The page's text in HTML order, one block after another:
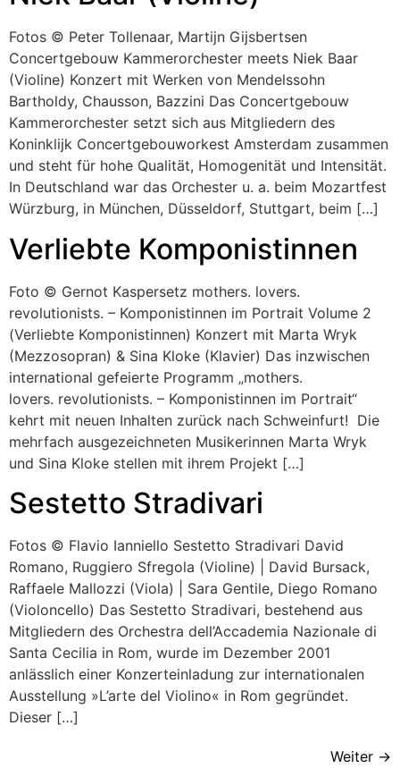
Fotos © Peter Tollenaar, Martijn Gijsbertsen
Concertgebouw Kammerorchester meets Niek Baar
(Violine) Konzert mit Werken von Mendelssohn
Bartholdy, Chausson, Bazzini Das Concertgebouw
Kammerorchester setzt sich aus Mitgliedern des
Koninklijk Concertgebouworkest Amsterdam zusammen
und steht für hohe Qualität, Homogenität und Intensität.
In Deutschland war das Orchester u. a. beim Mozartfest
Würzburg, in München, Düsseldorf, Stuttgart, beim […]
Verliebte Komponistinnen
Foto © Gernot Kaspersetz mothers. lovers.
revolutionists. – Komponistinnen im Portrait Volume 2
(Verliebte Komponistinnen) Konzert mit Marta Wryk
(Mezzosopran) & Sina Kloke (Klavier) Das inzwischen
international gefeierte Programm „mothers.
lovers. revolutionists. – Komponistinnen im Portrait“
kehrt mit neuen Inhalten zurück nach Schweinfurt! Die
mehrfach ausgezeichneten Musikerinnen Marta Wryk
und Sina Kloke stellen mit ihrem Projekt […]
Sestetto Stradivari
Fotos © Flavio Ianniello Sestetto Stradivari David
Romano, Ruggiero Sfregola (Violine) | David Bursack,
Raffaele Mallozzi (Viola) | Sara Gentile, Diego Romano
(Violoncello) Das Sestetto Stradivari, bestehend aus
Mitgliedern des Orchestra dell’Accademia Nazionale di
Santa Cecilia in Rom, wurde im Dezember 2001
anlässlich einer Konzerteinladung zur internationalen
Ausstellung »L’arte del Violino« in Rom gegründet.
Dieser […]
Weiter →